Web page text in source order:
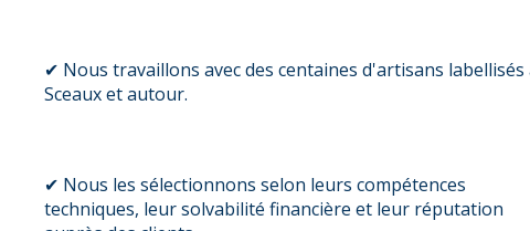
✔ Nous travaillons avec des centaines d'artisans labellisés
Sceaux et autour.
✔ Nous les sélectionnons selon leurs compétences
techniques, leur solvabilité financière et leur réputation